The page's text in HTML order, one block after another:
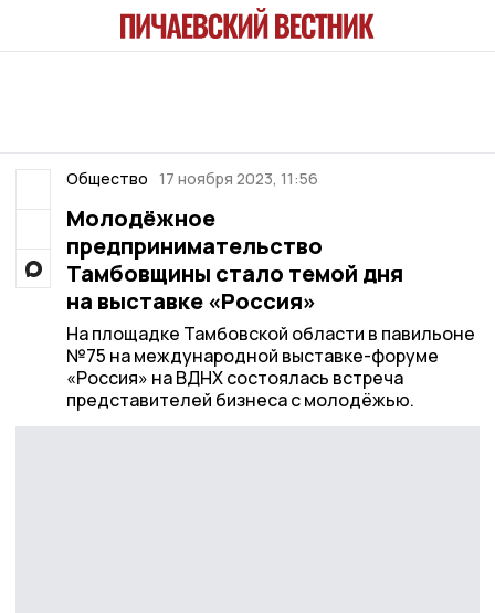
Общество 17 ноября 2023, 11:56
Молодёжное
предпринимательство
Тамбовщины стало темой дня
на выставке «Россия»
На площадке Тамбовской области в павильоне
№75 на международной выставке-форуме
«Россия» на ВДНХ состоялась встреча
представителей бизнеса с молодёжью.